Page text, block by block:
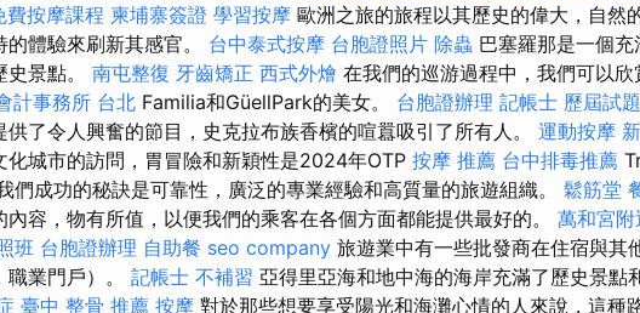
費按摩課程 柬埔寨簽證 學習按摩 歐洲之旅的旅程以其歷史的偉大，自然
體驗來刷新其感官。 台中泰式按摩 台胞證照片 除蟲 巴塞羅那是一個充
景點。 南屯整復 牙齒矯正 西式外燴 在我們的巡游過程中，我們可以欣
計事務所 台北 Familia和GüellPark的美女。 台胞證辦理 記帳士 歷屆試題
供了令人興奮的節目，史克拉布族香檳的喧囂吸引了所有人。 運動按摩
化城市的訪問，胃冒險和新穎性是2024年OTP 按摩 推薦 台中排毒推薦
們成功的秘訣是可靠性，廣泛的專業經驗和高質量的旅遊組織。 鬆筋堂
內容，物有所值，以便我們的乘客在各個方面都能提供最好的。 萬和宮附
班 台胞證辦理 自助餐 seo company 旅遊業中有一些批發商在住宿與其
業門戶）。 記帳士 不補習 亞得里亞海和地中海的海岸充滿了歷史景點
臺中 整骨 推薦 按摩 對於那些想要享受陽光和海灘心情的人來說，這種